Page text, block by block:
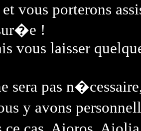
vous porterons
!
vous laisser
sera pas
y avons